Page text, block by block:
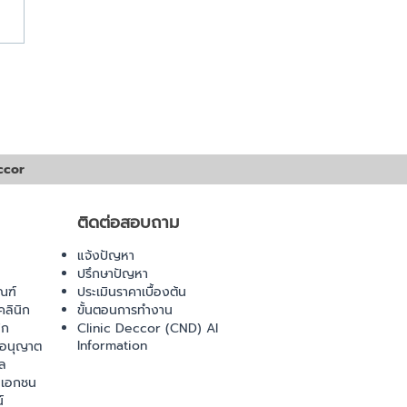
ติดต่อสอบถาม
ฑ์
ลินิก
นุญาต
อกชน
แจ้งปัญหา
ปรึกษาปัญหา
ประเมินราคาเบื้องต้น
ขั้นตอนการทำงาน
Clinic Deccor (CND) AI
Information